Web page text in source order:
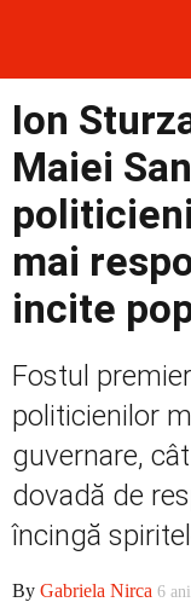
Contact
Prima
Politică
Externe
Social
Ion
Maiei
mai
incite
Fostul
politicienilor
guvernare,
dovadă de
încingă
By Gabriela Nirca 6